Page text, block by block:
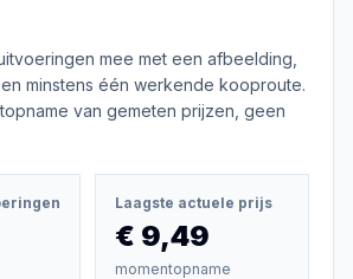
mee met een afbeelding,
minstens één werkende kooproute.
van gemeten prijzen, geen
Laagste actuele prijs
€ 9,49
momentopname